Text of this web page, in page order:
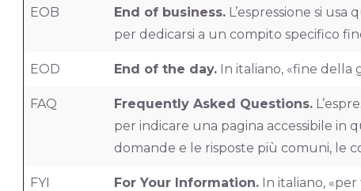
EOB End of business.L’espressione si usa
per dedicarsi a un compito specifico
EOD End of the day.In italiano, «fine della
FAQ Frequently Asked Questions.
per indicare una pagina accessibile in
domande e le risposte più comuni, le
FYI For Your Information.In italiano, «per